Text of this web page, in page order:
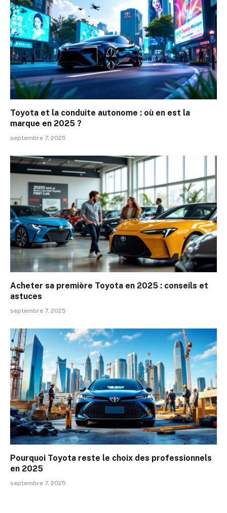
Toyota et la conduite autonome : où en est la
marque en 2025 ?
septembre 7, 2025
Acheter sa première Toyota en 2025 : conseils et
astuces
septembre 7, 2025
Pourquoi Toyota reste le choix des professionnels
en 2025
septembre 7, 2025